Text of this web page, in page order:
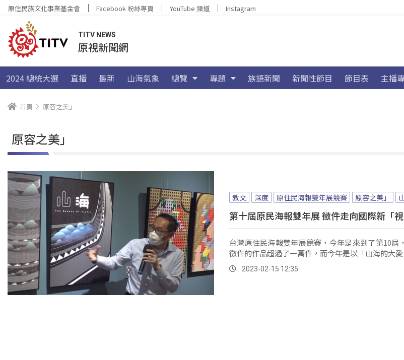
原住民族文化事業基金會 Facebook 粉絲專頁 YouTube 頻道 Instagram
TITV NEWS
原視新聞網
2024 總統大選 直播 最新 山海氣象 總覽 專題 族語新聞 新聞性節目 節目表 主播
首頁 原容之美」
原容之美」
教文 深度 原住民海報雙年展競賽 原容之美」
第十屆原民海報雙年展 徵件走向國際新「
台灣原住民海報雙年展競賽，今年是來到了第10屆
徵件的作品超過了一萬件，而今年是以「山海的大
2023-02-15 12:35